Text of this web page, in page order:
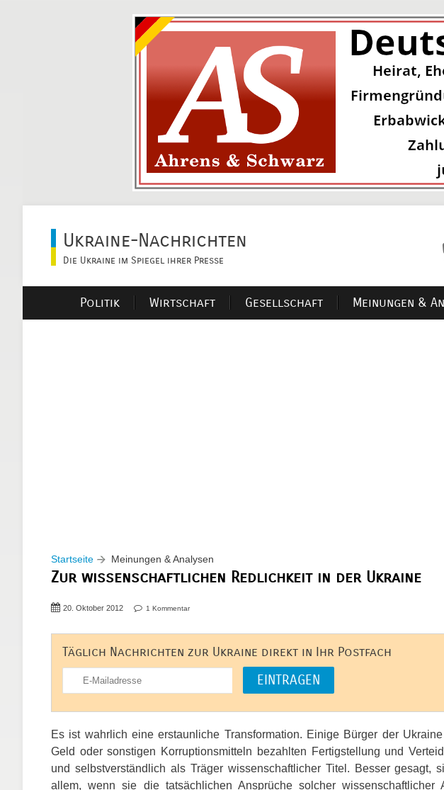
Ukraine-Nachrichten
Die Ukraine im Spiegel ihrer Presse
Politik Wirtschaft Gesellschaft Meinungen &
Startseite Meinungen & Analysen
Zur wissenschaftlichen Redlichkeit in der Ukraine
20. Oktober 2012 1 Kommentar
Täglich Nachrichten zur Ukraine direkt in Ihr Postfach
Es ist wahrlich eine erstaunliche Transformation. Einige Bürger der
Geld oder sonstigen Korruptionsmitteln bezahlten Fertigstellung und
und selbstverständlich als Träger wissenschaftlicher Titel. Besser gesagt,
allem, wenn sie die tatsächlichen Ansprüche solcher wissenschaftlicher